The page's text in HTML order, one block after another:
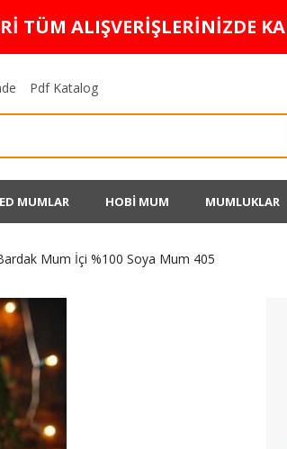
TÜM ALIŞVERİŞLERİNİZDE
Pdf Katalog
MUMLAR HOBİ MUM MUMLUKLAR
Mum İçi %100 Soya Mum 405